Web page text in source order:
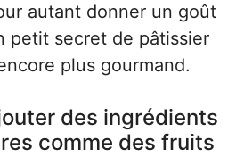
autant donner un goût
petit secret de pâtissier
plus gourmand.
des ingrédients
comme des fruits